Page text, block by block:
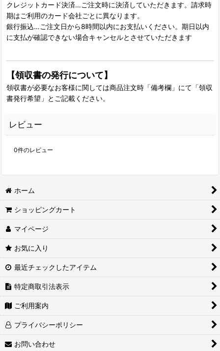
クレジットカード決済…ご注文時に決済していただきます。請求時
期はご利用のカード会社ごとに異なります。
銀行振込…ご注文日から8時間以内にお支払いください。期日以内
に支払が確認できない場合キャンセルとさせていただきます
【領収書の発行について】
領収書が必要なお客様に関しては商品注文時「備考欄」にて「領収
書発行希望」とご記載ください。
レビュー
0件のレビュー
ホーム
ショッピングカート
マイページ
お気に入り
最近チェックしたアイテム
特定商取引法表示
ご利用案内
プライバシーポリシー
お問い合わせ